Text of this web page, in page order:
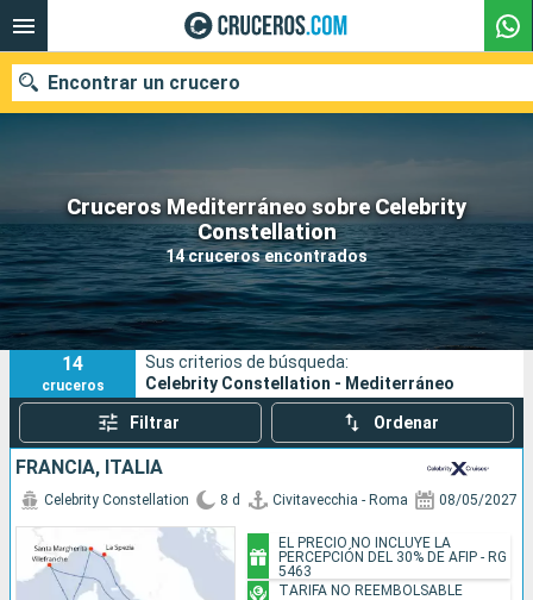
Cruceros Mediterráneo sobre Celebrity
Constellation
14 cruceros encontrados
Encontrar un crucero
Nuestros destinos
Fecha de salida
Puertos Compañías
Buscar
14
cruceros
Sus criterios de búsqueda:
Celebrity Constellation - Mediterráneo
Filtrar Ordenar
FRANCIA, ITALIA
Celebrity Constellation 8 d Civitavecchia - Roma 08/05/2027
EL PRECIO NO INCLUYE LA
PERCEPCIÓN DEL 30% DE AFIP - RG
5463
TARIFA NO REEMBOLSABLE